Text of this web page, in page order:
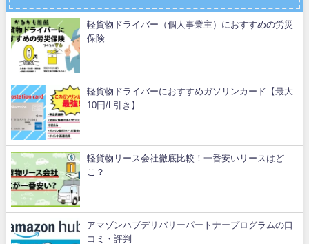
軽貨物ドライバー（個人事業主）におすすめの労災
保険
軽貨物ドライバーにおすすめガソリンカード【最大
10円/L引き】
軽貨物リース会社徹底比較！一番安いリースはど
こ？
アマゾンハブデリバリーパートナープログラムの口
コミ・評判